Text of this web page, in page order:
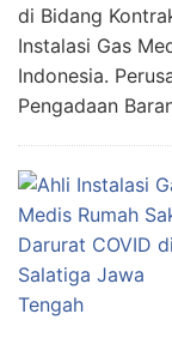
di Bidang
Instalasi Gas
Indonesia.
Pengadaan